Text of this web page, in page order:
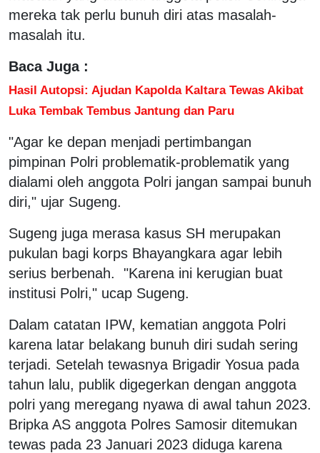
mereka tak perlu bunuh diri atas masalah-
masalah itu.
Baca Juga :
Hasil Autopsi: Ajudan Kapolda Kaltara Tewas Akibat
Luka Tembak Tembus Jantung dan Paru
"Agar ke depan menjadi pertimbangan
pimpinan Polri problematik-problematik yang
dialami oleh anggota Polri jangan sampai bunuh
diri," ujar Sugeng.
Sugeng juga merasa kasus SH merupakan
pukulan bagi korps Bhayangkara agar lebih
serius berbenah. "Karena ini kerugian buat
institusi Polri," ucap Sugeng.
Dalam catatan IPW, kematian anggota Polri
karena latar belakang bunuh diri sudah sering
terjadi. Setelah tewasnya Brigadir Yosua pada
tahun lalu, publik digegerkan dengan anggota
polri yang meregang nyawa di awal tahun 2023.
Bripka AS anggota Polres Samosir ditemukan
tewas pada 23 Januari 2023 diduga karena